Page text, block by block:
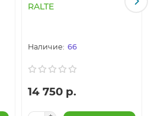
RALTE
66
14 750 р.